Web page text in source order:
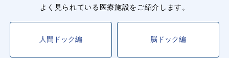
よく見られている医療施設をご紹介します。
人間ドック編 脳ドック編